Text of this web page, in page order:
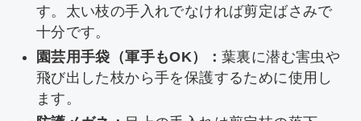
す。太い枝の手入れでなければ剪定ばさみで
十分です。
園芸用手袋（軍手もOK）：葉裏に潜む害虫や
飛び出した枝から手を保護するために使用し
ます。